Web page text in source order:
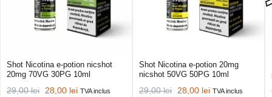
Shot Nicotina e-potion nicshot
20mg 70VG 30PG 10ml
29,00lei 28,00 lei TVA inclus
Shot Nicotina e-potion 20mg
nicshot 50VG 50PG 10ml
29,00lei 28,00 lei TVA inclus